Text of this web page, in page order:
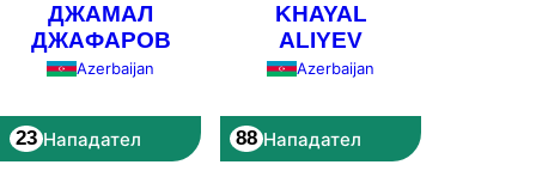
ДЖАМАЛ
ДЖАФАРОВ
Azerbaijan
23 Нападател
KHAYAL
ALIYEV
Azerbaijan
88 Нападател